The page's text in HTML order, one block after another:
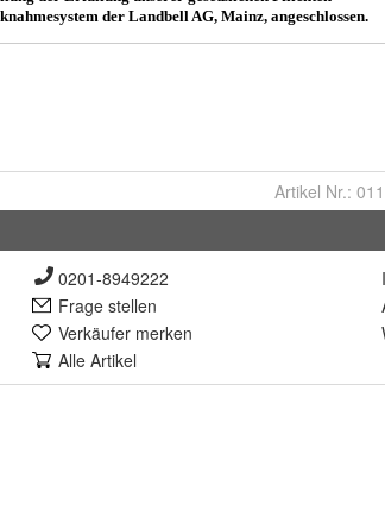
Artikel Nr.:
0201-8949222
Frage stellen
Verkäufer merken
Alle Artikel